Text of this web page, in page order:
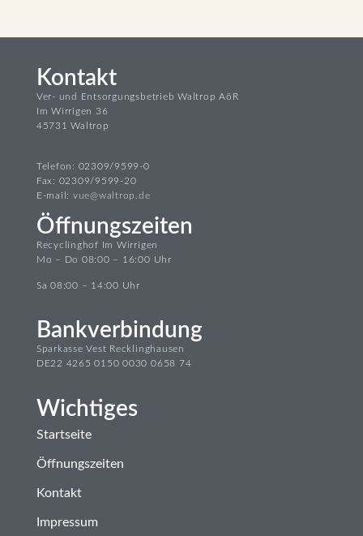
Kontakt
Ver- und Entsorgungsbetrieb Waltrop AöR
Im Wirrigen 36
45731 Waltrop
Telefon: 02309/9599-0
Fax: 02309/9599-20
E-mail: vue@waltrop.de
Öffnungszeiten
Recyclinghof Im Wirrigen
Mo – Do 08:00 – 16:00 Uhr
Sa 08:00 – 14:00 Uhr
Bankverbindung
Sparkasse Vest Recklinghausen
DE22 4265 0150 0030 0658 74
Wichtiges
Startseite
Öffnungszeiten
Kontakt
Impressum